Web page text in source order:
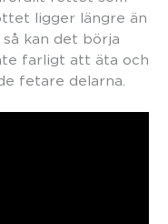
ligger längre än
kan det börja
farligt att äta och
fetare delarna.